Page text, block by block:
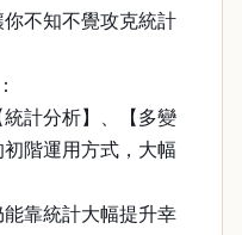
不知不覺攻克統計
統計分析】、【多變
階運用方式，大幅
靠統計大幅提升幸